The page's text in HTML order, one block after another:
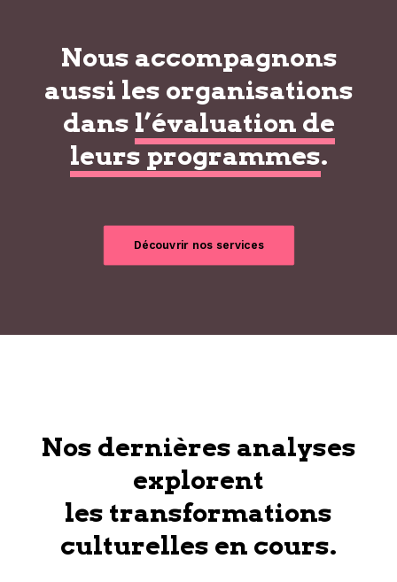
Nous accompagnons
aussi les organisations
dans l’évaluation de
leurs programmes.
Découvrir nos services
Nos dernières analyses
explorent
les transformations
culturelles en cours.